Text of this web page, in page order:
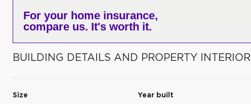
For your home insurance,
compare us. It's worth it.
BUILDING DETAILS AND PROPERTY INTERIOR
Size
Year built